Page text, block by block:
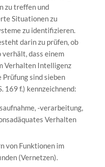
zu treffen und
Situationen zu
zu identifizieren.
darin zu prüfen, ob
verhält, dass einem
Verhalten Intelligenz
Prüfung sind sieben
169 f.) kennzeichnend:
-verarbeitung,
Verhalten
von Funktionen im
(Vernetzen).